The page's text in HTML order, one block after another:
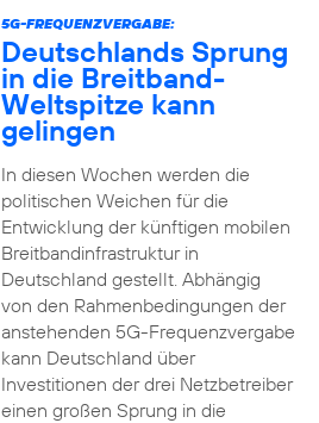
5G-FREQUENZVERGABE:
Deutschlands Sprung
in die Breitband-
Weltspitze kann
gelingen
In diesen Wochen werden die
politischen Weichen für die
Entwicklung der künftigen mobilen
Breitbandinfrastruktur in
Deutschland gestellt. Abhängig
von den Rahmenbedingungen der
anstehenden 5G-Frequenzvergabe
kann Deutschland über
Investitionen der drei Netzbetreiber
einen großen Sprung in die